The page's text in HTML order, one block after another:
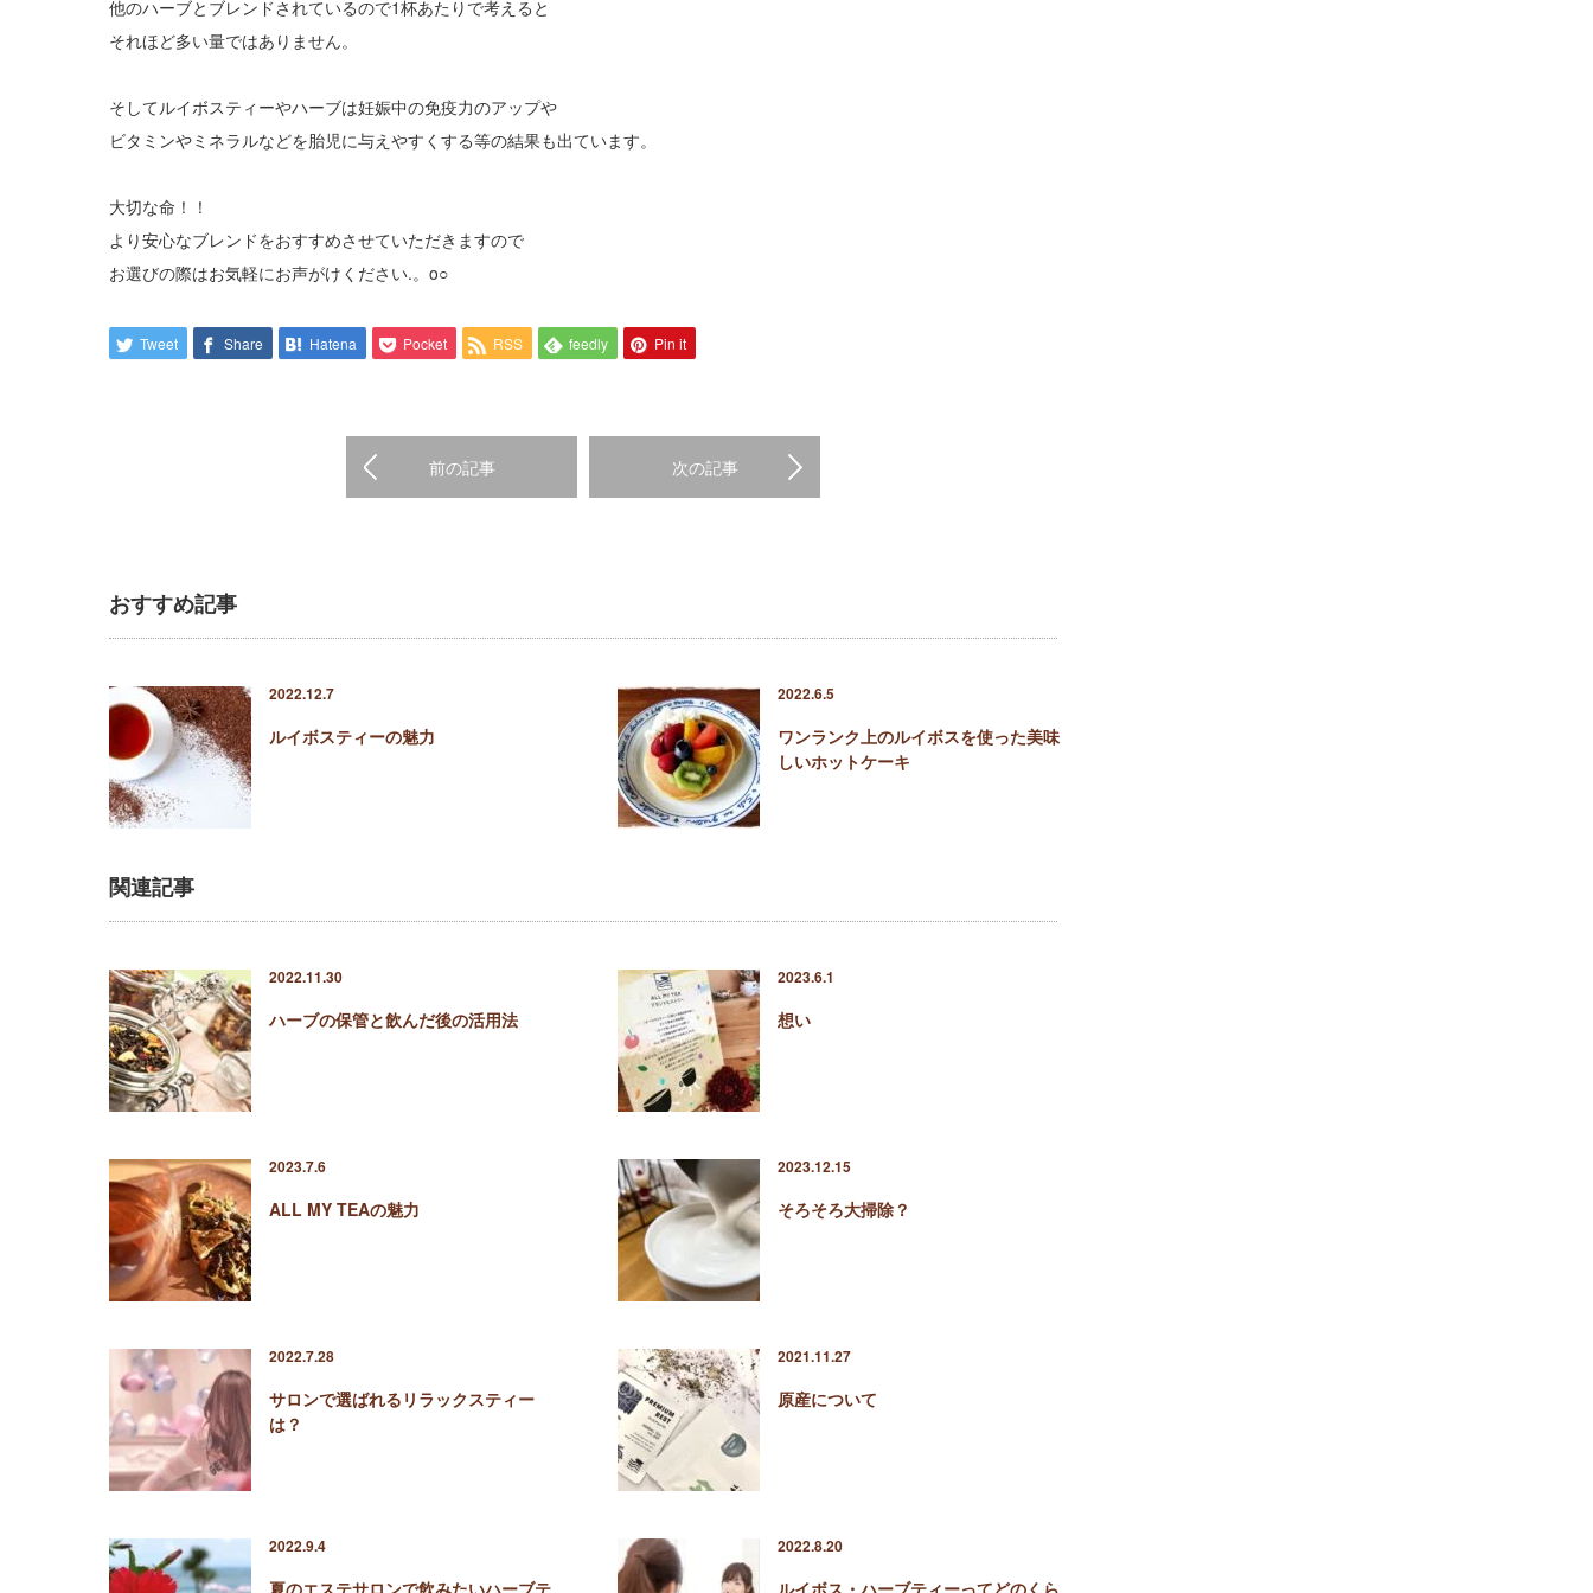
他のハーブとブレンドされているので1杯あたりで考えると
それほど多い量ではありません。
そしてルイボスティーやハーブは妊娠中の免疫力のアップや
ビタミンやミネラルなどを胎児に与えやすくする等の結果も出ています。
大切な命！！
より安心なブレンドをおすすめさせていただきますので
お選びの際はお気軽にお声がけください.。o○
Tweet Share Hatena Pocket RSS feedly Pin it
前の記事 次の記事
おすすめ記事
2022.12.7
ルイボスティーの魅力
2022.6.5
ワンランク上のルイボスを使った美味
しいホットケーキ
関連記事
2022.11.30
ハーブの保管と飲んだ後の活用法
2023.6.1
想い
2023.7.6
ALL MY TEAの魅力
2023.12.15
そろそろ大掃除？
2022.7.28
サロンで選ばれるリラックスティー
は？
2021.11.27
原産について
2022.9.4
夏のエステサロンで飲みたいハーブテ
2022.8.20
ルイボス・ハーブティーってどのくら